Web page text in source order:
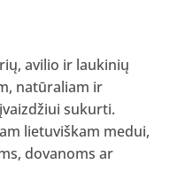
avilio ir laukinių
natūraliam ir
sukurti.
lietuviškam medui,
dovanoms ar